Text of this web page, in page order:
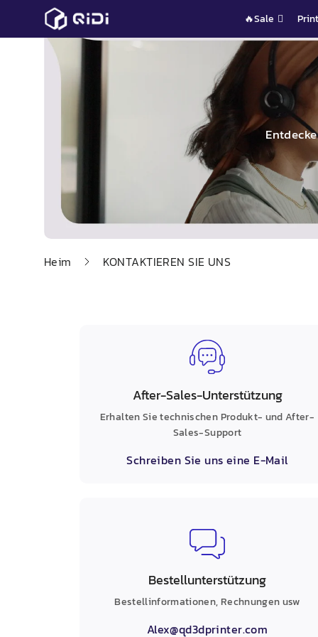
🔥Sale
Heim KONTAKTIEREN SIE UNS
After-Sales-Unterstützung
Erhalten Sie technischen Produkt- und After-
Sales-Support
Schreiben Sie uns eine E-Mail
Bestellunterstützung
Bestellinformationen, Rechnungen usw
Alex@qd3dprinter.com